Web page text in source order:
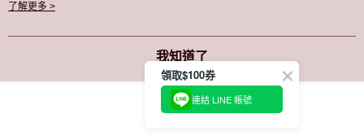
用條款之 Cookie 聲明使用 cookie。
了解更多 >
我知道了
領取$100券
連結 LINE 帳號